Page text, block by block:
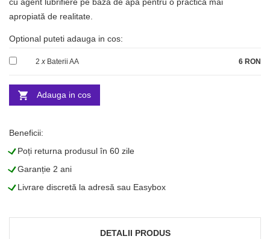
cu agent lubrifiere pe bază de apă pentru o practică mai
apropiată de realitate.
Optional puteti adauga in cos:
2x Baterii AA 6 RON
Adauga in cos
Beneficii:
LPoți returna produsul în 60 zile
LGaranție 2 ani
LLivrare discretă la adresă sau Easybox
DETALII PRODUS